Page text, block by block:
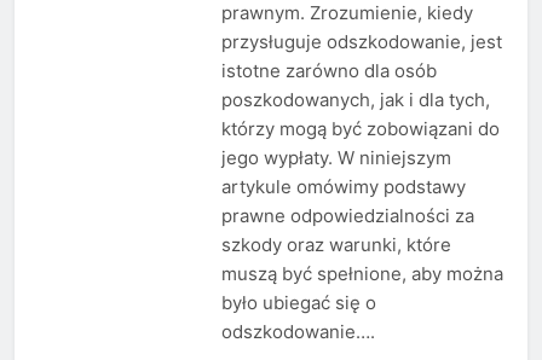
prawnym. Zrozumienie, kiedy
przysługuje odszkodowanie, jest
istotne zarówno dla osób
poszkodowanych, jak i dla tych,
którzy mogą być zobowiązani do
jego wypłaty. W niniejszym
artykule omówimy podstawy
prawne odpowiedzialności za
szkody oraz warunki, które
muszą być spełnione, aby można
było ubiegać się o
odszkodowanie….